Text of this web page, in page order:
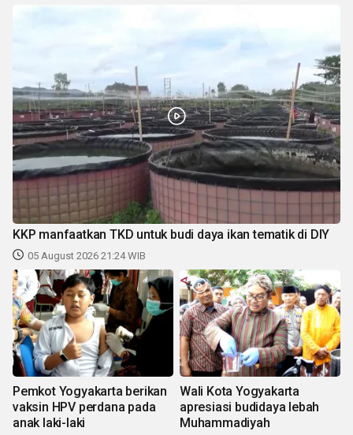
KKP manfaatkan TKD untuk budi daya ikan tematik di DIY
05 August 2026 21:24 WIB
Pemkot Yogyakarta berikan
vaksin HPV perdana pada
anak laki-laki
Wali Kota Yogyakarta
apresiasi budidaya lebah
Muhammadiyah